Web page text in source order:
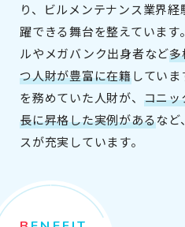
り、ビルメンテナンス業界
躍できる舞台を整えていま
ルやメガバンク出身者など多
つ人財が豊富に在籍していま
を務めていた人財が、 コニッ
長に昇格した実例があるなど、
スが充実しています。